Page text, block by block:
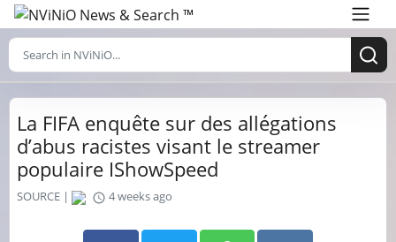
La FIFA enquête sur des allégations
d’abus racistes visant le streamer
populaire IShowSpeed
SOURCE | 4 weeks ago